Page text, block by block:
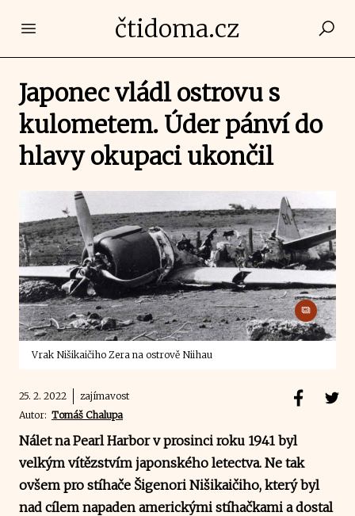
Open main menučtidoma.cz
Japonec vládl ostrovu s
kulometem. Úder pánví do
hlavy okupaci ukončil
Vrak Nišikaičiho Zera na ostrově Niihau
25. 2. 2022
zajímavost
Autor: Tomáš Chalupa
Nálet na Pearl Harbor v prosinci roku 1941 byl
velkým vítězstvím japonského letectva. Ne tak
ovšem pro stíhače Šigenori Nišikaičiho, který byl
nad cílem napaden americkými stíhačkami a dostal